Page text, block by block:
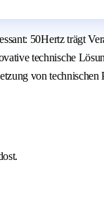
50Hertz trägt
technische
von technischen